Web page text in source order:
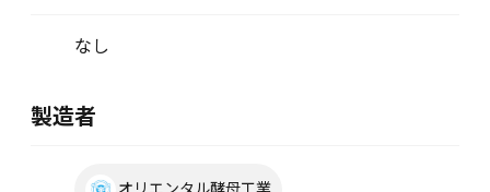
なし
製造者
オリエンタル酵母工業